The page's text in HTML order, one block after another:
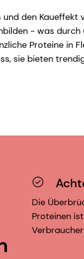
den
- was
Proteine in
sie bieten
Die
Proteinen